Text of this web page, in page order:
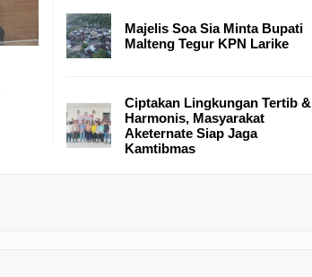
Majelis Soa Sia Minta Bupati
Malteng Tegur KPN Larike
Ciptakan Lingkungan Tertib &
Harmonis, Masyarakat
Aketernate Siap Jaga
Kamtibmas